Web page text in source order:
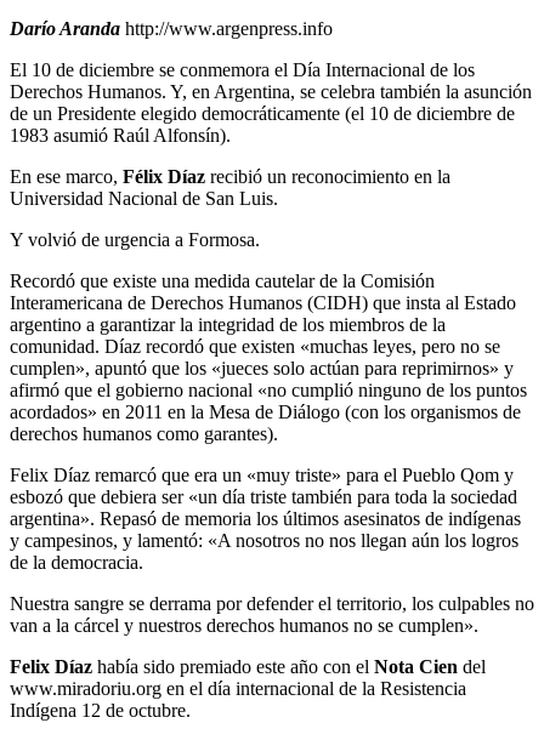
Darío Aranda http://www.argenpress.info
El 10 de diciembre se conmemora el Día Internacional de los
Derechos Humanos. Y, en Argentina, se celebra también la asunción
de un Presidente elegido democráticamente (el 10 de diciembre de
1983 asumió Raúl Alfonsín).
En ese marco, Félix Díaz recibió un reconocimiento en la
Universidad Nacional de San Luis.
Y volvió de urgencia a Formosa.
Recordó que existe una medida cautelar de la Comisión
Interamericana de Derechos Humanos (CIDH) que insta al Estado
argentino a garantizar la integridad de los miembros de la
comunidad. Díaz recordó que existen «muchas leyes, pero no se
cumplen», apuntó que los «jueces solo actúan para reprimirnos» y
afirmó que el gobierno nacional «no cumplió ninguno de los puntos
acordados» en 2011 en la Mesa de Diálogo (con los organismos de
derechos humanos como garantes).
Felix Díaz remarcó que era un «muy triste» para el Pueblo Qom y
esbozó que debiera ser «un día triste también para toda la sociedad
argentina». Repasó de memoria los últimos asesinatos de indígenas
y campesinos, y lamentó: «A nosotros no nos llegan aún los logros
de la democracia.
Nuestra sangre se derrama por defender el territorio, los culpables no
van a la cárcel y nuestros derechos humanos no se cumplen».
Felix Díaz había sido premiado este año con el Nota Cien del
www.miradoriu.org en el día internacional de la Resistencia
Indígena 12 de octubre.